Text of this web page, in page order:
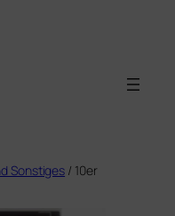
Sonstiges / 10er